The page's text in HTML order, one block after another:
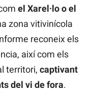
el Xarel·lo o el
zona vitivinícola
reconeix els
així com els
territori, captivant
del vi de fora.